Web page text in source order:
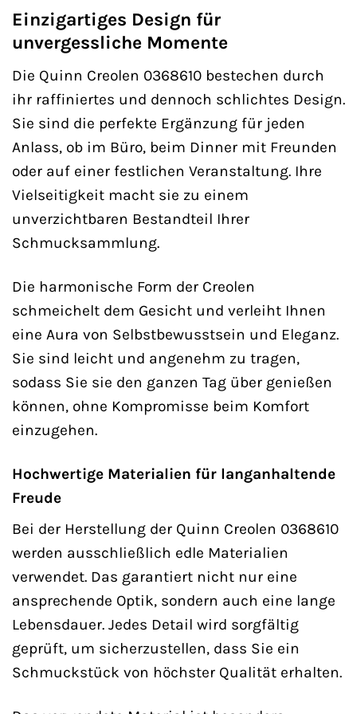
Einzigartiges Design für
unvergessliche Momente
Die Quinn Creolen 0368610 bestechen durch
ihr raffiniertes und dennoch schlichtes Design.
Sie sind die perfekte Ergänzung für jeden
Anlass, ob im Büro, beim Dinner mit Freunden
oder auf einer festlichen Veranstaltung. Ihre
Vielseitigkeit macht sie zu einem
unverzichtbaren Bestandteil Ihrer
Schmucksammlung.
Die harmonische Form der Creolen
schmeichelt dem Gesicht und verleiht Ihnen
eine Aura von Selbstbewusstsein und Eleganz.
Sie sind leicht und angenehm zu tragen,
sodass Sie sie den ganzen Tag über genießen
können, ohne Kompromisse beim Komfort
einzugehen.
Hochwertige Materialien für langanhaltende
Freude
Bei der Herstellung der Quinn Creolen 0368610
werden ausschließlich edle Materialien
verwendet. Das garantiert nicht nur eine
ansprechende Optik, sondern auch eine lange
Lebensdauer. Jedes Detail wird sorgfältig
geprüft, um sicherzustellen, dass Sie ein
Schmuckstück von höchster Qualität erhalten.